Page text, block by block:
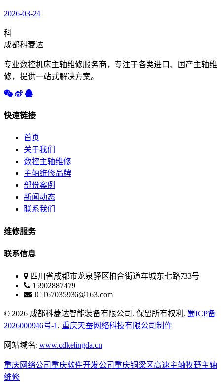
2026-03-24
科
成都科菱达
专业数控机床主轴维修服务商，专注于各类进口、国产主轴维
修，提供一站式解决方案。
快速链接
首页
关于我们
数控主轴维修
主轴维修品牌
部份案例
新闻动态
联系我们
维修服务
联系信息
四川省成都市龙泉驿区柏合街道车城东七路733号
15902887479
JCT67035936@163.com
© 2026 成都科菱达智能装备有限公司. 保留所有权利. 蜀ICP备
2026000946号-1 , 重庆天蚕网络科技有限公司制作
网站域名: www.cdkelingda.cn
重庆网络公司 重庆软件开发公司 重庆铜梁区高速主轴牧野主轴
维修